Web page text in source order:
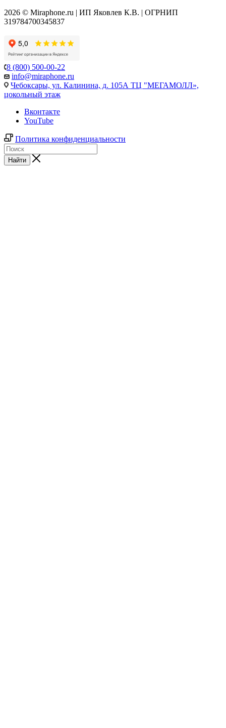
2026 © Miraphone.ru | ИП Яковлев К.В. | ОГРНИП
319784700345837
8 (800) 500-00-22
info@miraphone.ru
Чебоксары, ул. Калинина, д. 105А ТЦ "МЕГАМОЛЛ»,
цокольный этаж
Вконтакте
YouTube
Политика конфиденциальности
Найти